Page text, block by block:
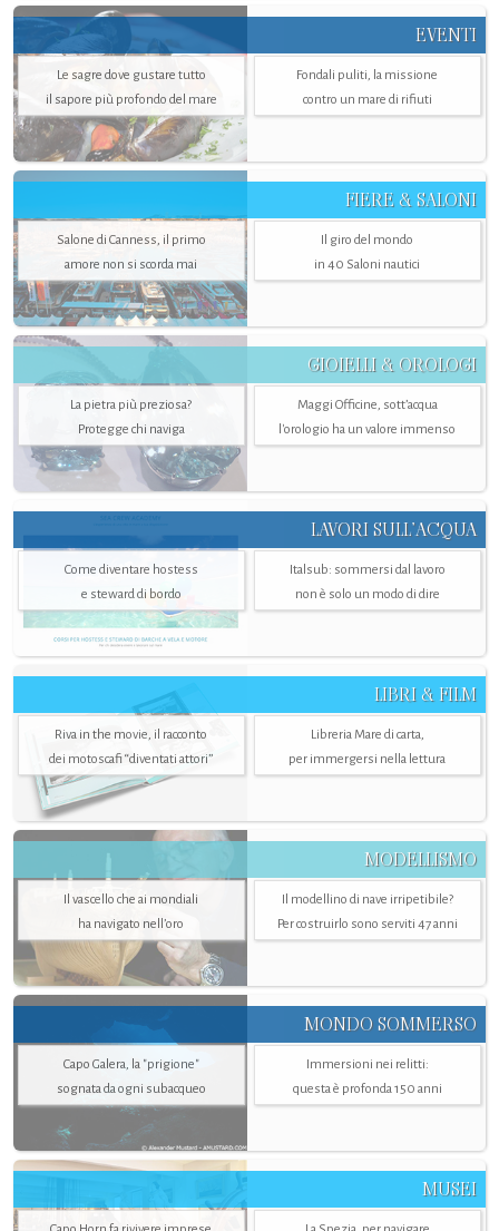
EVENTI
Le sagre dove gustare tutto
il sapore più profondo del mare
Fondali puliti, la missione
contro un mare di rifiuti
FIERE & SALONI
Salone di Canness, il primo
amore non si scorda mai
Il giro del mondo
in 40 Saloni nautici
GIOIELLI & OROLOGI
La pietra più preziosa?
Protegge chi naviga
Maggi Officine, sott’acqua
l'orologio ha un valore immenso
LAVORI SULL’ACQUA
Come diventare hostess
e steward di bordo
Italsub: sommersi dal lavoro
non è solo un modo di dire
LIBRI & FILM
Riva in the movie, il racconto
dei motoscafi “diventati attori”
Libreria Mare di carta,
per immergersi nella lettura
MODELLISMO
Il vascello che ai mondiali
ha navigato nell’oro
Il modellino di nave irripetibile?
Per costruirlo sono serviti 47 anni
MONDO SOMMERSO
Capo Galera, la "prigione"
sognata da ogni subacqueo
Immersioni nei relitti:
questa è profonda 150 anni
MUSEI